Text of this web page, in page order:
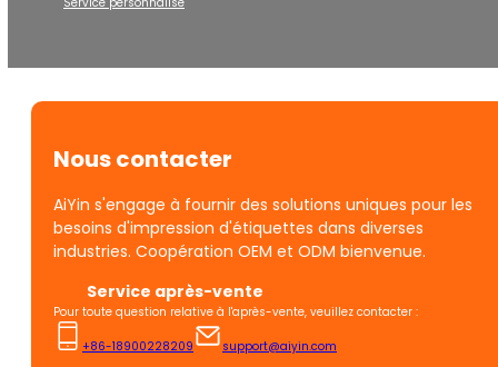
Nous contacter
AiYin s'engage à fournir des solutions uniques pour les
besoins d'impression d'étiquettes dans diverses
industries. Coopération OEM et ODM bienvenue.
Service après-vente
Pour toute question relative à l'après-vente, veuillez contacter :
+86-18900228209 support@aiyin.com